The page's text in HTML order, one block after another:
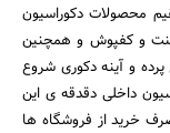
محصولات دکوراسیون
و کفپوش و همچنین
پرده و آینه دکوری شروع
داخلی دقدقه ی این
صرف خرید از فروشگاه ها